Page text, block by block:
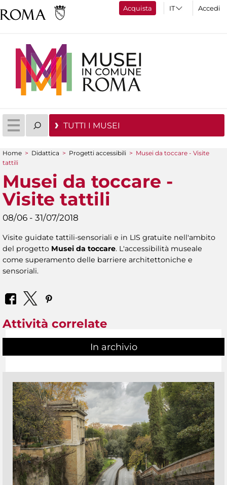
Acquista Accedi
TUTTI I MUSEI
Tu sei qui
Home > Didattica > Progetti accessibili > Musei da toccare - Visite
tattili
Musei da toccare -
Visite tattili
08/06 - 31/07/2018
Visite guidate tattili-sensoriali e in LIS gratuite nell'ambito
del progetto Musei da toccare. L'accessibilità museale
come superamento delle barriere architettoniche e
sensoriali.
Attività correlate
In archivio